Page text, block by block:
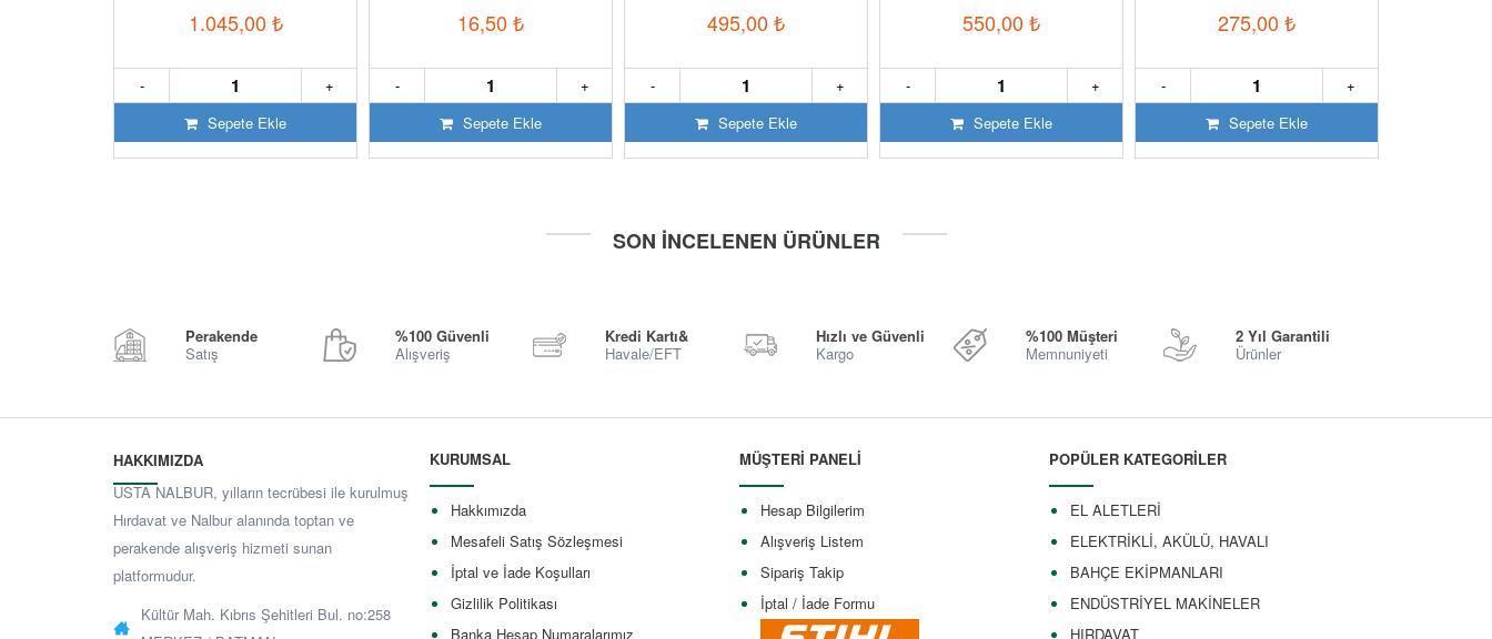
1.045,00 ₺
+
-
Sepete Ekle
16,50 ₺
+
-
Sepete Ekle
495,00 ₺
+
-
Sepete Ekle
550,00 ₺
+
-
Sepete Ekle
275,00 ₺
+
-
Sepete Ekle
SON İNCELENEN ÜRÜNLER
Perakende
Satış
%100 Güvenli
Alışveriş
Kredi Kartı&
Havale/EFT
Hızlı ve Güvenli
Kargo
%100 Müşteri
Memnuniyeti
2 Yıl Garantili
Ürünler
HAKKIMIZDA
USTA NALBUR, yılların tecrübesi ile kurulmuş
Hırdavat ve Nalbur alanında toptan ve
perakende alışveriş hizmeti sunan
platformudur.
Kültür Mah. Kıbrıs Şehitleri Bul. no:258
KURUMSAL
Hakkımızda
Mesafeli Satış Sözleşmesi
İptal ve İade Koşulları
Gizlilik Politikası
Banka Hesap Numaralarımız
MÜŞTERİ PANELİ
Hesap Bilgilerim
Alışveriş Listem
Sipariş Takip
İptal / İade Formu
POPÜLER KATEGORİLER
EL ALETLERİ
ELEKTRİKLİ, AKÜLÜ, HAVALI
BAHÇE EKİPMANLARI
ENDÜSTRİYEL MAKİNELER
HIRDAVAT